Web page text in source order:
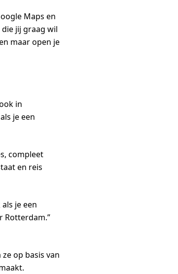
Maps en
jij graag wil
maar open je
in
je een
compleet
en reis
je een
Rotterdam.”
op basis van